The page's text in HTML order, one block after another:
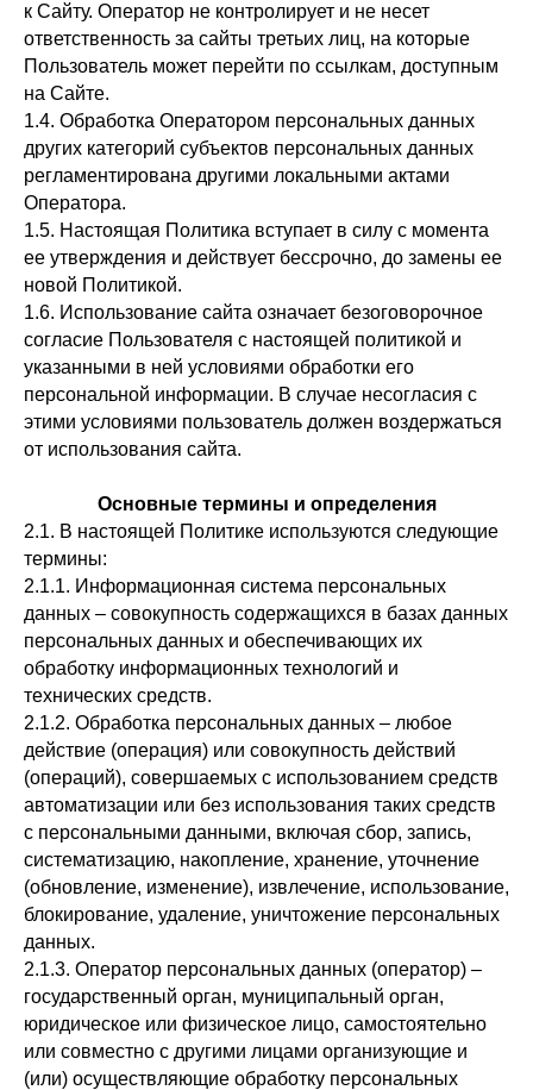
к Сайту. Оператор не контролирует и не несет
ответственность за сайты третьих лиц, на которые
Пользователь может перейти по ссылкам, доступным
на Сайте.
1.4. Обработка Оператором персональных данных
других категорий субъектов персональных данных
регламентирована другими локальными актами
Оператора.
1.5. Настоящая Политика вступает в силу с момента
ее утверждения и действует бессрочно, до замены ее
новой Политикой.
1.6. Использование сайта означает безоговорочное
согласие Пользователя с настоящей политикой и
указанными в ней условиями обработки его
персональной информации. В случае несогласия с
этими условиями пользователь должен воздержаться
от использования сайта.
Основные термины и определения
2.1. В настоящей Политике используются следующие
термины:
2.1.1. Информационная система персональных
данных – совокупность содержащихся в базах данных
персональных данных и обеспечивающих их
обработку информационных технологий и
технических средств.
2.1.2. Обработка персональных данных – любое
действие (операция) или совокупность действий
(операций), совершаемых с использованием средств
автоматизации или без использования таких средств
с персональными данными, включая сбор, запись,
систематизацию, накопление, хранение, уточнение
(обновление, изменение), извлечение, использование,
блокирование, удаление, уничтожение персональных
данных.
2.1.3. Оператор персональных данных (оператор) –
государственный орган, муниципальный орган,
юридическое или физическое лицо, самостоятельно
или совместно с другими лицами организующие и
(или) осуществляющие обработку персональных